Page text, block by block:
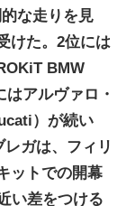
ー
ス
な走りを見
けた。2位には
BMW
アルヴァロ・
）が続い
ガは、フィリ
ットでの開幕
い差をつける